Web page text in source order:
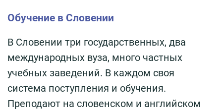
Обучение в Словении
В Словении три государственных, два
международных вуза, много частных
учебных заведений. В каждом своя
система поступления и обучения.
Преподают на словенском и английском